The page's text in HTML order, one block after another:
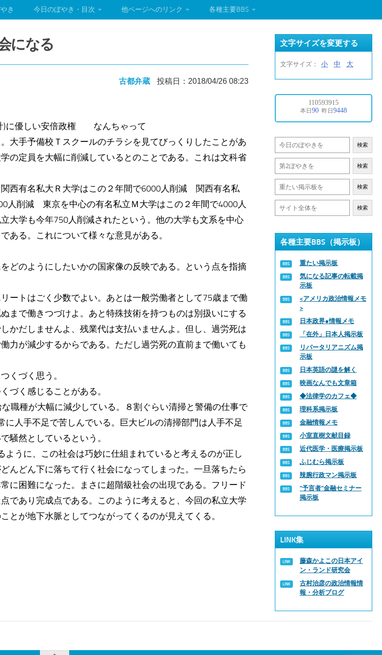
き 今日のぼやき・目次 他ページへのリンク 各種主要BBS
になる
古都弁蔵 投稿日：2018/04/26 08:23
に優しい安倍政権 なんちゃって
大手予備校Ｔスクールのチラシを見てびっくりしたことがあ
の定員を大幅に削減しているとのことである。これは文科省
西有名私大Ｒ大学はこの２年間で6000人削減 関西有名私
人削減 東京を中心の有名私立Ｍ大学はこの２年間で4000人
大学も今年750人削減されたという。他の大学も文系を中心
ある。これについて様々な意見がある。
どのようにしたいかの国家像の反映である。という点を指摘
ートはごく少数でよい。あとは一般労働者として75歳まで働
まで働きつづけよ。あと特殊技術を持つものは別扱いにする
かだしませんよ、残業代は支払いませんよ。但し、過労死は
力が減少するからである。ただし過労死の直前まで働いても
くづく思う。
づく感じることがある。
職種が大幅に減少している。８割ぐらい清掃と警備の仕事で
に人手不足で苦しんでいる。巨大ビルの清掃部門は人手不足
騒然としているという。
ように、この社会は巧妙に仕組まれていると考えるのが正し
んどん下に落ちて行く社会になってしまった。一旦落ちたら
に困難になった。まさに超階級社会の出現である。フリード
であり完成点である。このように考えると、今回の私立大学
とが地下水脈としてつながってくるのが見えてくる。
文字サイズを変更する
文字サイズ： 小 中 大
検索
検索
検索
検索
各種主要BBS（掲示板）
重たい掲示板
気になる記事の転載掲
示板
<アメリカ政治情報メモ
>
日本政界●情報メモ
「在外」日本人掲示板
リバータリアニズム掲
示板
日本英語の謎を解く
映画なんでも文章箱
◆法律学のカフェ◆
理科系掲示板
金融情報メモ
小室直樹文献目録
近代医学・医療掲示板
ふじむら掲示板
辣腕行政マン掲示板
“予言者”金融セミナー
掲示板
LINK集
藤森かよこの日本アイ
ン・ランド研究会
古村治彦の政治情報情
報・分析ブログ